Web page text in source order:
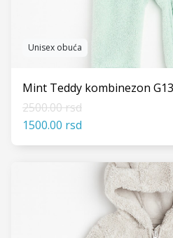
VIDI
Unisex obuća
Mint Teddy kombinezon
2500.00 rsd
1500.00 rsd